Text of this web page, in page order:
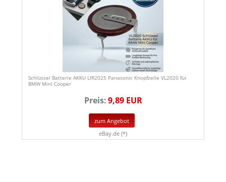
Schlüssel Batterie AKKU LIR2025 Panasonic Knopfzelle VL2020 für
BMW Mini Cooper
Preis:9,89 EUR
zum Angebot
eBay.de (*)